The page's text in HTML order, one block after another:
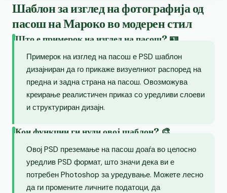
Шаблон за изглед на фотографија од
пасош на Мароко во модерен стил
Што е примерок на изглед на пасош? 🪪
Примерок на изглед на пасош е PSD шаблон
дизајниран да го прикаже визуелниот распоред на
предна и задна страна на пасош. Овозможува
креирање реалистичен приказ со уредливи слоеви
и структуриран дизајн.
Кои функции ги нуди овој шаблон? 🎨
Овој PSD преземање на пасош доаѓа во целосно
уредлив PSD формат, што значи дека ви е
потребен Photoshop за уредување. Можете лесно
да ги промените личните податоци, да